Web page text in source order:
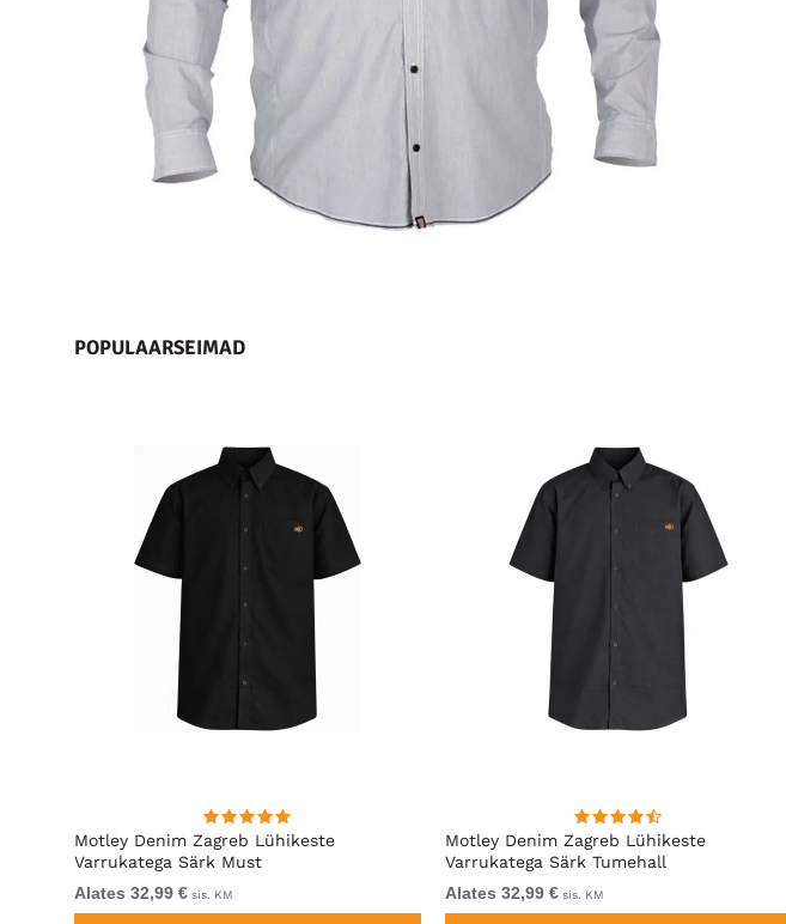
POPULAARSEIMAD
Motley Denim Zagreb Lühikeste
Varrukatega Särk Must
Alates 32,99 € sis. KM
Motley Denim Zagreb Lühikeste
Varrukatega Särk Tumehall
Alates 32,99 € sis. KM